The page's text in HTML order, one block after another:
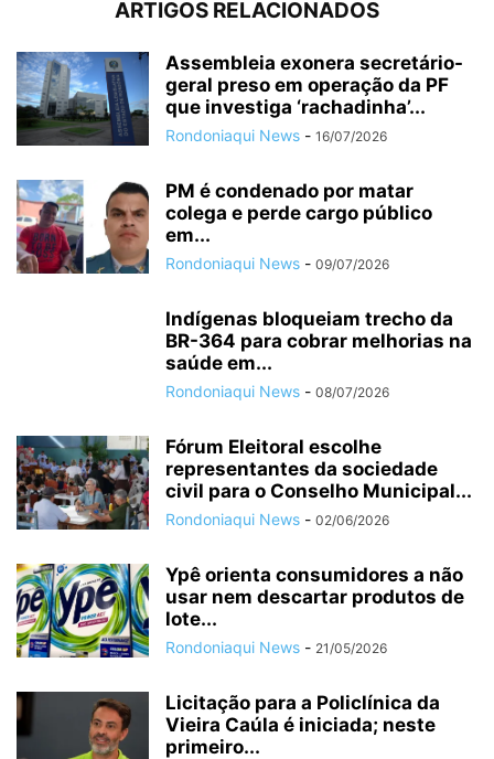
ARTIGOS RELACIONADOS
Assembleia exonera secretário-
geral preso em operação da PF
que investiga ‘rachadinha’...
Rondoniaqui News - 16/07/2026
PM é condenado por matar
colega e perde cargo público
em...
Rondoniaqui News - 09/07/2026
Indígenas bloqueiam trecho da
BR-364 para cobrar melhorias na
saúde em...
Rondoniaqui News - 08/07/2026
Fórum Eleitoral escolhe
representantes da sociedade
civil para o Conselho Municipal...
Rondoniaqui News - 02/06/2026
Ypê orienta consumidores a não
usar nem descartar produtos de
lote...
Rondoniaqui News - 21/05/2026
Licitação para a Policlínica da
Vieira Caúla é iniciada; neste
primeiro...